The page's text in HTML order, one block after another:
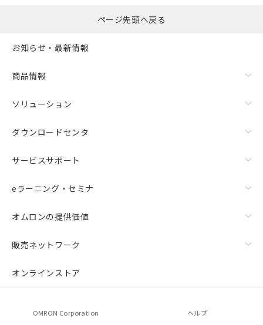
ページ先頭へ戻る
お知らせ・最新情報
商品情報
ソリューション
ダウンロードセンタ
サービスサポート
eラーニング・セミナ
オムロンの提供価値
販売ネットワーク
オンラインストア
OMRON Corporation ヘルプ